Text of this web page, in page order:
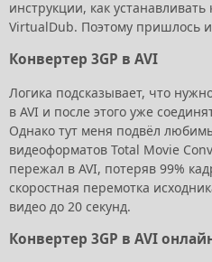
инструкции, как
VirtualDub. Поэтому пришлось
Конвертер 3GP в AVI
Логика подсказывает, что
в AVI и после этого уже
Однако тут меня подвёл
видеоформатов Total Movie
пережал в AVI, потеряв 99%
скоростная перемотка
видео до 20 секунд.
Конвертер 3GP в AVI